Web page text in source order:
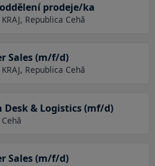
prodeje/ka
Republica Cehă
Sales (m/f/d)
Republica Cehă
Desk & Logistics (mf/d)
Sales (m/f/d)